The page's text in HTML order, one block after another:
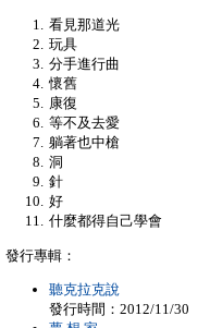
看見那道光
玩具
分手進行曲
懷舊
康復
等不及去愛
躺著也中槍
洞
針
好
什麼都得自己學會
發行專輯：
聽克拉克說
發行時間：2012/11/30